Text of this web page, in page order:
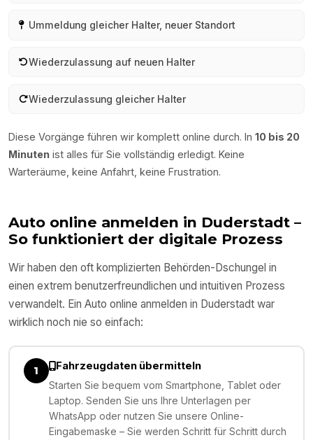
Ummeldung gleicher Halter, neuer Standort
Wiederzulassung auf neuen Halter
Wiederzulassung gleicher Halter
Diese Vorgänge führen wir komplett online durch. In 10 bis 20
Minuten ist alles für Sie vollständig erledigt. Keine
Warteräume, keine Anfahrt, keine Frustration.
Auto online anmelden in Duderstadt –
So funktioniert der digitale Prozess
Wir haben den oft komplizierten Behörden-Dschungel in
einen extrem benutzerfreundlichen und intuitiven Prozess
verwandelt. Ein Auto online anmelden in Duderstadt war
wirklich noch nie so einfach:
1 Fahrzeugdaten übermitteln
Starten Sie bequem vom Smartphone, Tablet oder
Laptop. Senden Sie uns Ihre Unterlagen per
WhatsApp oder nutzen Sie unsere Online-
Eingabemaske – Sie werden Schritt für Schritt durch